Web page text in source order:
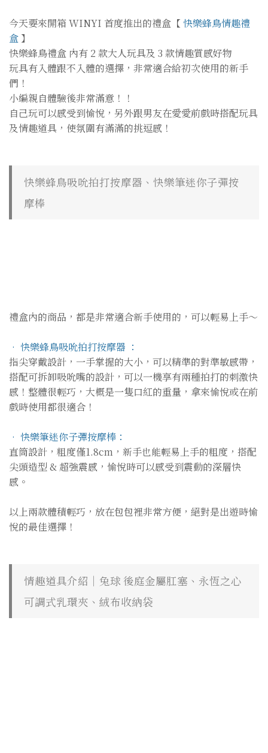
今天要來開箱 WINYI 首度推出的禮盒【 快樂蜂鳥情趣禮
盒 】
快樂蜂鳥禮盒 內有 2 款大人玩具及 3 款情趣質感好物
玩具有入體跟不入體的選擇，非常適合給初次使用的新手
們！
小編親自體驗後非常滿意！！
自己玩可以感受到愉悅，另外跟男友在愛愛前戲時搭配玩具
及情趣道具，使氛圍有滿滿的挑逗感！
快樂蜂鳥吸吮拍打按摩器、快樂筆迷你子彈按
摩棒
禮盒內的商品，都是非常適合新手使用的，可以輕易上手～
• 快樂蜂鳥吸吮拍打按摩器 ：
指尖穿戴設計，一手掌握的大小，可以精準的對準敏感帶，
搭配可拆卸吸吮嘴的設計，可以一機享有兩種拍打的刺激快
感！整體很輕巧，大概是一隻口紅的重量，拿來愉悅或在前
戲時使用都很適合！
• 快樂筆迷你子彈按摩棒：
直筒設計，粗度僅1.8cm，新手也能輕易上手的粗度，搭配
尖頭造型 & 超強震感，愉悅時可以感受到震動的深層快
感。
以上兩款體積輕巧，放在包包裡非常方便，絕對是出遊時愉
悅的最佳選擇！
情趣道具介紹｜兔球 後庭金屬肛塞、永恆之心
可調式乳環夾、絨布收納袋